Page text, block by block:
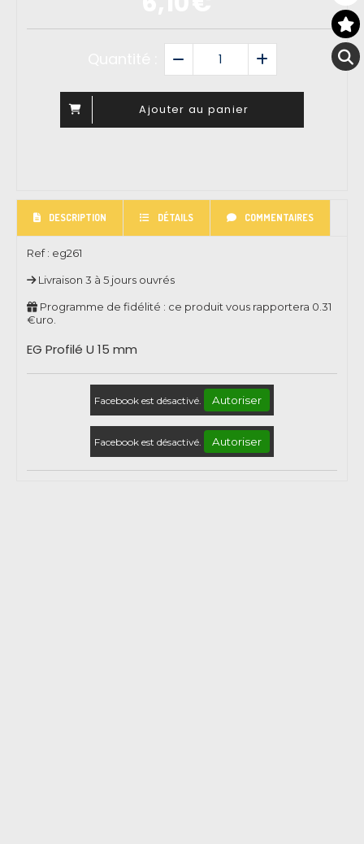
Ajouter au panier
DESCRIPTION DÉTAILS COMMENTAIRES
Ref : eg261
Livraison 3 à 5 jours ouvrés
Programme de fidélité : ce produit vous rapportera 0.31
€uro.
EG Profilé U 15 mm
Facebook est désactivé. Autoriser
Facebook est désactivé. Autoriser